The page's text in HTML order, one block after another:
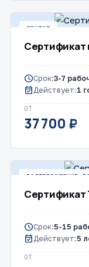
ДРУГОЕ
Сертификат
scheduleСрок:3-7
event_availableДействует:1
ОТ
37 700 ₽
ПОДТВЕРЖДЕНИЕ
Сертификат
scheduleСрок:5-15
event_availableДействует:5
ОТ